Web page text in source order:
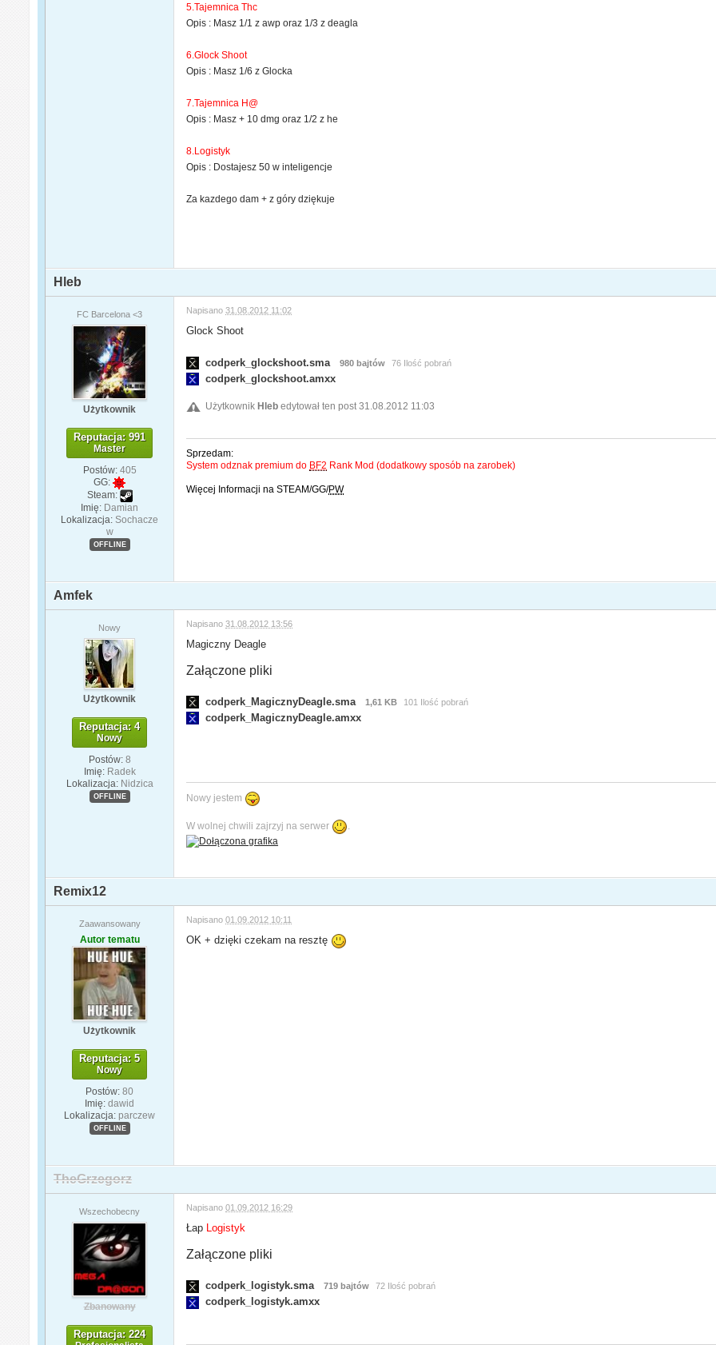
5.Tajemnica Thc
Opis : Masz 1/1 z awp oraz 1/3 z deagla
6.Glock Shoot
Opis : Masz 1/6 z Glocka
7.Tajemnica H@
Opis : Masz + 10 dmg oraz 1/2 z he
8. Logistyk
Opis : Dostajesz 50 w inteligencje
Za kazdego dam + z góry dziękuje
Hleb
FC Barcelona <3
Użytkownik
Reputacja: 991
Master
Postów: 405
GG:
Steam:
Imię: Damian
Lokalizacja: Sochacze
w
OFFLINE
Napisano31.08.2012 11:02
Glock Shoot
codperk_glockshoot.sma 980 bajtów 76 Ilość pobrań
codperk_glockshoot.amxx
UżytkownikHleb edytował ten post 31.08.2012 11:03
Sprzedam:
System odznak premium do BF2 Rank Mod (dodatkowy sposób na zarobek)
Więcej Informacji na STEAM/GG/PW
Amfek
Nowy
Użytkownik
Reputacja: 4
Nowy
Postów: 8
Imię: Radek
Lokalizacja: Nidzica
OFFLINE
Napisano31.08.2012 13:56
Magiczny Deagle
Załączone pliki
codperk_MagicznyDeagle.sma 1,61 KB 101 Ilość pobrań
codperk_MagicznyDeagle.amxx
Nowy jestem
W wolnej chwili zajrzyj na serwer
Remix12
Zaawansowany
Autor tematu
Użytkownik
Reputacja: 5
Nowy
Postów: 80
Imię: dawid
Lokalizacja: parczew
OFFLINE
Napisano01.09.2012 10:11
OK + dzięki czekam na resztę
TheGrzegorz
Wszechobecny
Zbanowany
Reputacja: 224
Napisano01.09.2012 16:29
Łap Logistyk
Załączone pliki
codperk_logistyk.sma 719 bajtów 72 Ilość pobrań
codperk_logistyk.amxx